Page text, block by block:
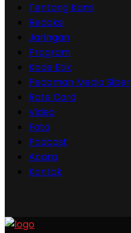
Tentang Kami
Redaksi
Jaringan
Program
Kode Etik
Pedoman Media Siber
Rate Card
Video
Foto
Podcast
Acara
Kontak